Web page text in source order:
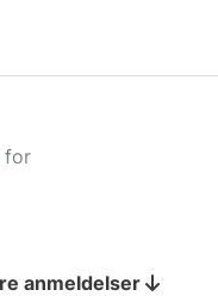
for
anmeldelser